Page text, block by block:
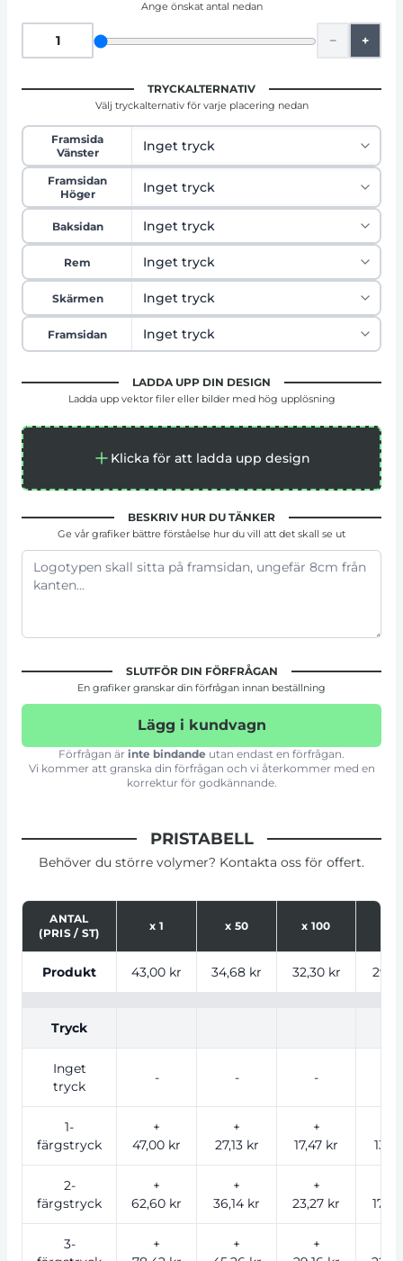
Ange önskat antal nedan
− +
TRYCKALTERNATIV
Välj tryckalternativ för varje placering nedan
Framsida
Vänster
Framsidan
Höger
Baksidan
Rem
Skärmen
Framsidan
LADDA UPP DIN DESIGN
Ladda upp vektor filer eller bilder med hög upplösning
Klicka för att ladda upp design
BESKRIV HUR DU TÄNKER
Ge vår grafiker bättre förståelse hur du vill att det skall se ut
SLUTFÖR DIN FÖRFRÅGAN
En grafiker granskar din förfrågan innan beställning
Lägg i kundvagn
Förfrågan är inte bindande utan endast en förfrågan.
Vi kommer att granska din förfrågan och vi återkommer med en
korrektur för godkännande.
PRISTABELL
Behöver du större volymer? Kontakta oss för offert.
ANTAL
(PRIS / ST)
x 1 x 50 x 100
Produkt 43,00 kr 34,68 kr 32,30 kr
Tryck
Inget
tryck
- - -
1-
färgstryck
+
47,00 kr
+
27,13 kr
+
17,47 kr
2-
färgstryck
+
62,60 kr
+
36,14 kr
+
23,27 kr
3-
+
+
+